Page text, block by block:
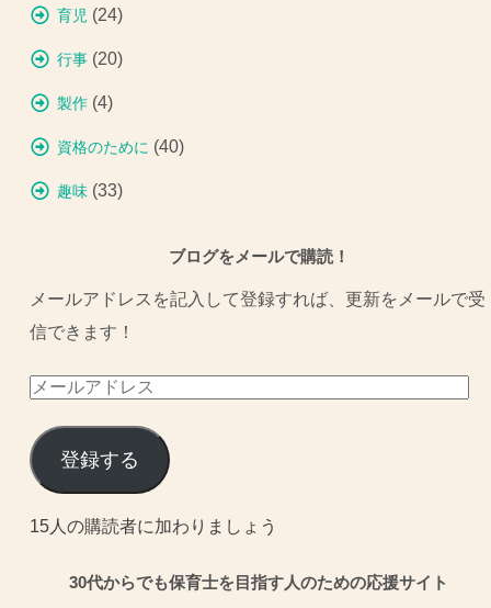
育児 (24)
行事 (20)
製作 (4)
資格のために (40)
趣味 (33)
ブログをメールで購読！
メールアドレスを記入して登録すれば、更新をメールで受
信できます！
メ
ル
ア
ド
登録する
15人の購読者に加わりましょう
30代からでも保育士を目指す人のための応援サイト